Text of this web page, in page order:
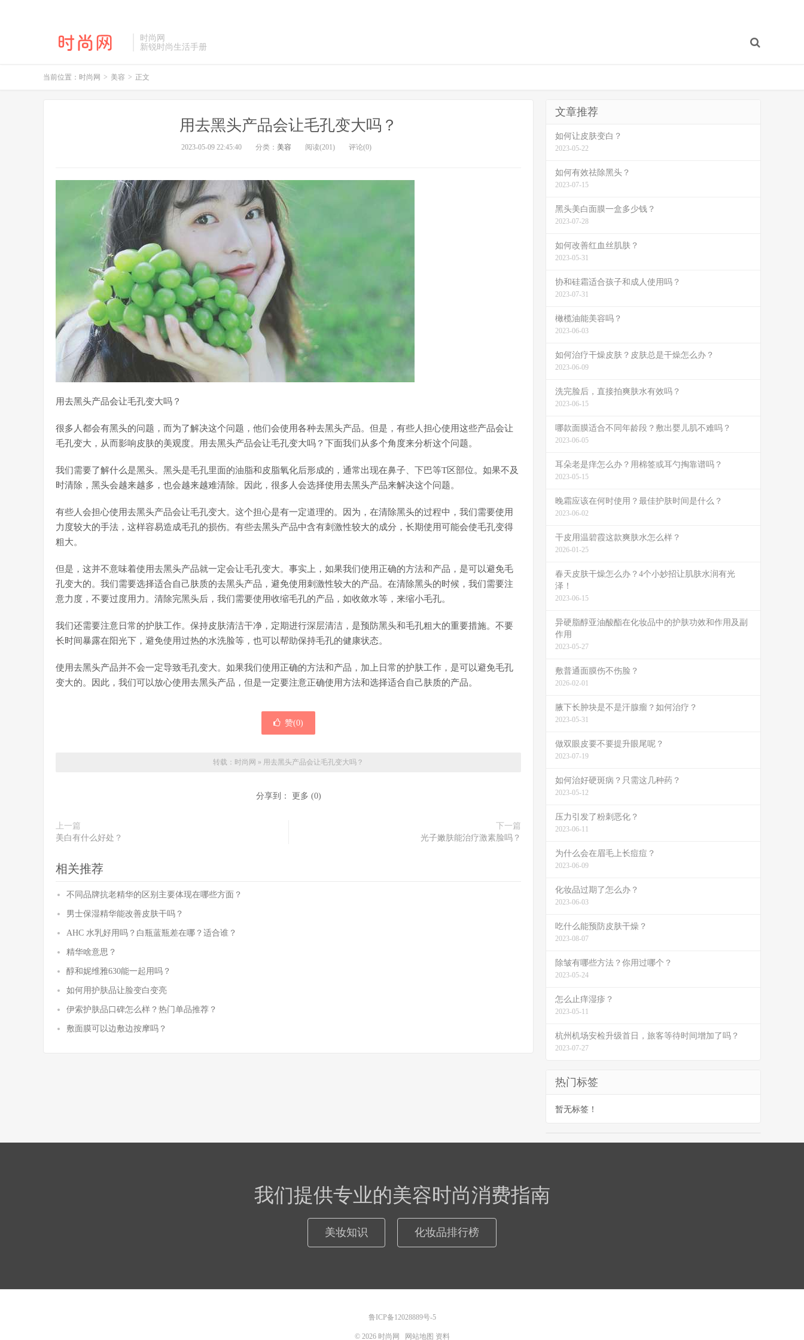
时尚网
新锐时尚生活手册
当前位置： 时尚网 > 美容 > 正文
用去黑头产品会让毛孔变大吗？
2023-05-09 22:45:40 分类： 美容 阅读(201) 评论(0)
用去黑头产品会让毛孔变大吗？
很多人都会有黑头的问题，而为了解决这个问题，他们会使用各种去黑头产品。但是，有些人担心使用这些产品会让
毛孔变大，从而影响皮肤的美观度。用去黑头产品会让毛孔变大吗？下面我们从多个角度来分析这个问题。
我们需要了解什么是黑头。黑头是毛孔里面的油脂和皮脂氧化后形成的，通常出现在鼻子、下巴等T区部位。如果不及
时清除，黑头会越来越多，也会越来越难清除。因此，很多人会选择使用去黑头产品来解决这个问题。
有些人会担心使用去黑头产品会让毛孔变大。这个担心是有一定道理的。因为，在清除黑头的过程中，我们需要使用
力度较大的手法，这样容易造成毛孔的损伤。有些去黑头产品中含有刺激性较大的成分，长期使用可能会使毛孔变得
粗大。
但是，这并不意味着使用去黑头产品就一定会让毛孔变大。事实上，如果我们使用正确的方法和产品，是可以避免毛
孔变大的。我们需要选择适合自己肤质的去黑头产品，避免使用刺激性较大的产品。在清除黑头的时候，我们需要注
意力度，不要过度用力。清除完黑头后，我们需要使用收缩毛孔的产品，如收敛水等，来缩小毛孔。
我们还需要注意日常的护肤工作。保持皮肤清洁干净，定期进行深层清洁，是预防黑头和毛孔粗大的重要措施。不要
长时间暴露在阳光下，避免使用过热的水洗脸等，也可以帮助保持毛孔的健康状态。
使用去黑头产品并不会一定导致毛孔变大。如果我们使用正确的方法和产品，加上日常的护肤工作，是可以避免毛孔
变大的。因此，我们可以放心使用去黑头产品，但是一定要注意正确使用方法和选择适合自己肤质的产品。
赞(0)
转载： 时尚网 » 用去黑头产品会让毛孔变大吗？
分享到： 更多 (0)
上一篇
美白有什么好处？
下一篇
光子嫩肤能治疗激素脸吗？
相关推荐
不同品牌抗老精华的区别主要体现在哪些方面？
男士保湿精华能改善皮肤干吗？
AHC 水乳好用吗？白瓶蓝瓶差在哪？适合谁？
精华啥意思？
醇和妮维雅630能一起用吗？
如何用护肤品让脸变白变亮
伊索护肤品口碑怎么样？热门单品推荐？
敷面膜可以边敷边按摩吗？
文章推荐
如何让皮肤变白？
2023-05-22
如何有效祛除黑头？
2023-07-15
黑头美白面膜一盒多少钱？
2023-07-28
如何改善红血丝肌肤？
2023-05-31
协和硅霜适合孩子和成人使用吗？
2023-07-31
橄榄油能美容吗？
2023-06-03
如何治疗干燥皮肤？皮肤总是干燥怎么办？
2023-06-09
洗完脸后，直接拍爽肤水有效吗？
2023-06-15
哪款面膜适合不同年龄段？敷出婴儿肌不难吗？
2023-06-05
耳朵老是痒怎么办？用棉签或耳勺掏靠谱吗？
2023-05-15
晚霜应该在何时使用？最佳护肤时间是什么？
2023-06-02
干皮用温碧霞这款爽肤水怎么样？
2026-01-25
春天皮肤干燥怎么办？4个小妙招让肌肤水润有光
泽！
2023-06-15
异硬脂醇亚油酸酯在化妆品中的护肤功效和作用及副
作用
2023-05-27
敷普通面膜伤不伤脸？
2026-02-01
腋下长肿块是不是汗腺瘤？如何治疗？
2023-05-31
做双眼皮要不要提升眼尾呢？
2023-07-19
如何治好硬斑病？只需这几种药？
2023-05-12
压力引发了粉刺恶化？
2023-06-11
为什么会在眉毛上长痘痘？
2023-06-09
化妆品过期了怎么办？
2023-06-03
吃什么能预防皮肤干燥？
2023-08-07
除皱有哪些方法？你用过哪个？
2023-05-24
怎么止痒湿疹？
2023-05-11
杭州机场安检升级首日，旅客等待时间增加了吗？
2023-07-27
热门标签
暂无标签！
我们提供专业的美容时尚消费指南
美妆知识 化妆品排行榜
鲁ICP备12028889号-5
© 2026 时尚网 网站地图 资料